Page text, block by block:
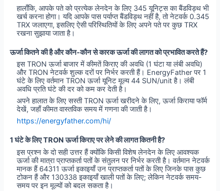
हालाँकि, आपके पते को प्रत्येक लेनदेन के लिए 345 यूनिट्स का बैंडविड्थ भी
खर्च करना होगा। यदि आपके पास पर्याप्त बैंडविड्थ नहीं है, तो नेटवर्क 0.345
TRX जलाएगा, इसलिए ऐसी परिस्थितियों के लिए अपने पते पर कुछ TRX
रखना सुझाया जाता है।
ऊर्जा कितने की है और कौन-कौन से कारक ऊर्जा की लागत को प्रभावित करते हैं?
इस TRON ऊर्जा बाजार में कीमतें किराए की अवधि (1 घंटा या लंबी अवधि)
और TRON नेटवर्क शुल्क दरों पर निर्भर करती हैं। EnergyFather पर 1
घंटे के लिए वर्तमान TRON ऊर्जा यूनिट मूल्य 44 SUN/unit है। लंबी
अवधि प्रति घंटे की दर को कम कर देती है।
अपने हालात के लिए सस्ती TRON ऊर्जा खरीदने के लिए, ऊर्जा किराया फॉर्म
देखें, जहाँ कीमत वास्तविक समय में गणना की जाती है।
https://energyfather.com/hi/
1 घंटे के लिए TRON ऊर्जा किराए पर लेने की लागत कितनी है?
इस प्रश्न के दो सही उत्तर हैं क्योंकि किसी विशेष लेनदेन के लिए आवश्यक
ऊर्जा की मात्रा प्राप्तकर्ता पतों के संतुलन पर निर्भर करती है। वर्तमान नेटवर्क
मानक हैं 64311 ऊर्जा इकाइयाँ उन प्राप्तकर्ता पतों के लिए जिनके पास कुछ
टोकन हैं और 130338 इकाइयाँ खाली पतों के लिए; लेकिन नेटवर्क समय-
समय पर इन मूल्यों को बदल सकता है।